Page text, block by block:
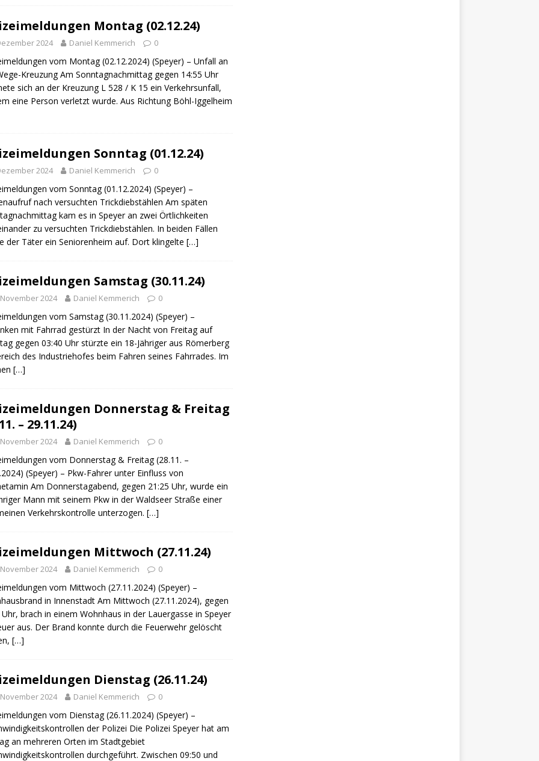
gewinnt vor der Schweiz den Longines EEF Nations Cup im
Speyer / Brazzeltag
SPEYER
/ Speyer
SPEYER
(KCanG) BLAULICHTMELDUNGEN
Montag (02.12.24)
2024 Daniel Kemmerich 0
vom Montag (02.12.2024) (Speyer) – Unfall an
Kreuzung Am Sonntagnachmittag gegen 14:55 Uhr
sich an der Kreuzung L 528 / K 15 ein Verkehrsunfall,
eine Person verletzt wurde. Aus Richtung Böhl-Iggelheim
Sonntag (01.12.24)
2024 Daniel Kemmerich 0
vom Sonntag (01.12.2024) (Speyer) –
nach versuchten Trickdiebstählen Am späten
kam es in Speyer an zwei Örtlichkeiten
zu versuchten Trickdiebstählen. In beiden Fällen
der Täter ein Seniorenheim auf. Dort klingelte […]
Samstag (30.11.24)
2024 Daniel Kemmerich 0
vom Samstag (30.11.2024) (Speyer) –
mit Fahrrad gestürzt In der Nacht von Freitag auf
gegen 03:40 Uhr stürzte ein 18-Jähriger aus Römerberg
des Industriehofes beim Fahren seines Fahrrades. Im
[…]
Donnerstag & Freitag
– 29.11.24)
2024 Daniel Kemmerich 0
vom Donnerstag & Freitag (28.11. –
(Speyer) – Pkw-Fahrer unter Einfluss von
Am Donnerstagabend, gegen 21:25 Uhr, wurde ein
Mann mit seinem Pkw in der Waldseer Straße einer
Verkehrskontrolle unterzogen. […]
Mittwoch (27.11.24)
2024 Daniel Kemmerich 0
vom Mittwoch (27.11.2024) (Speyer) –
in Innenstadt Am Mittwoch (27.11.2024), gegen
Uhr, brach in einem Wohnhaus in der Lauergasse in Speyer
aus. Der Brand konnte durch die Feuerwehr gelöscht
[…]
Dienstag (26.11.24)
2024 Daniel Kemmerich 0
vom Dienstag (26.11.2024) (Speyer) –
der Polizei Die Polizei Speyer hat am
an mehreren Orten im Stadtgebiet
durchgeführt. Zwischen 09:50 und